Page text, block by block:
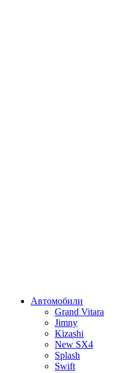
Автомобили
Grand Vitara
Jimny
Kizashi
New SX4
Splash
Swift